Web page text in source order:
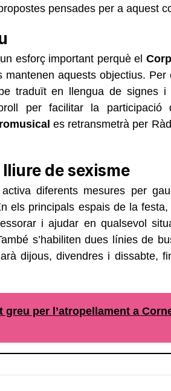
pensades per a aquest
esforç important perquè el
mantenen aquests objectius. Per
traduït en llengua de signes i
per facilitar la participació
es retransmetrà per
de sexisme
diferents mesures per
els principals espais de la festa,
i ajudar en qualsevol
s’habiliten dues línies de
dijous, divendres i dissabte,
per l’atropellament a